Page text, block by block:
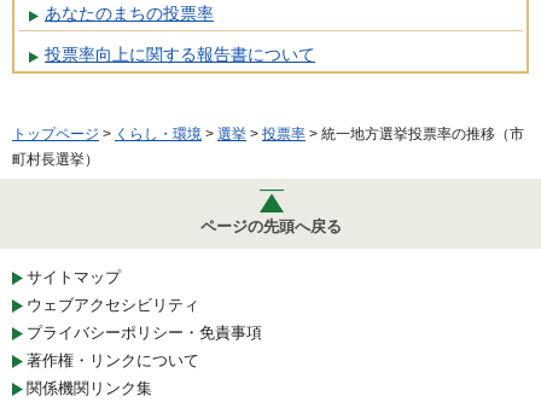
あなたのまちの投票率
投票率向上に関する報告書について
トップページ > くらし・環境 > 選挙 > 投票率 > 統一地方選挙投票率の推移（市
町村長選挙）
ページの先頭へ戻る
サイトマップ
ウェブアクセシビリティ
プライバシーポリシー・免責事項
著作権・リンクについて
関係機関リンク集